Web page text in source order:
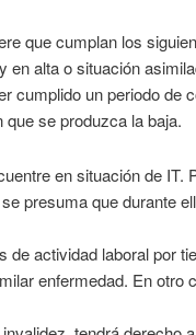
que cumplan los
en alta o situación
cumplido un periodo de
se produzca la baja.
en situación de IT.
presuma que durante
de actividad laboral por
enfermedad. En otro